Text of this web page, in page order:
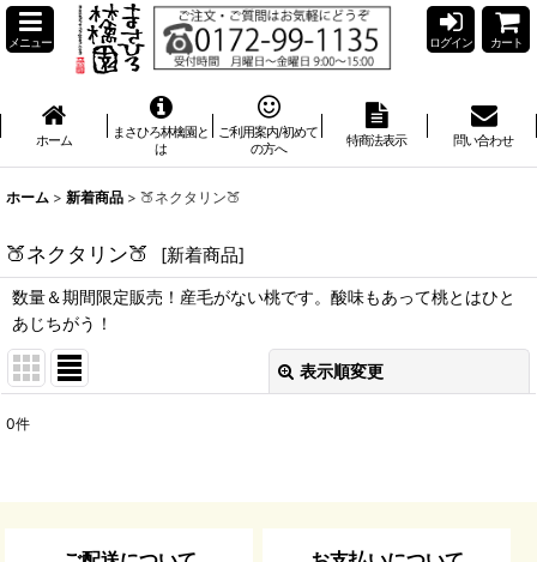
メニュー ログイン カート
ホーム
まさひろ林檎園と
は
ご利用案内/初めて
の方へ
特商法表示 問い合わせ
ホーム > 新着商品 > 🍑ネクタリン🍑
🍑ネクタリン🍑 [新着商品]
数量＆期間限定販売！産毛がない桃です。酸味もあって桃とはひと
あじちがう！
表示順変更
0件